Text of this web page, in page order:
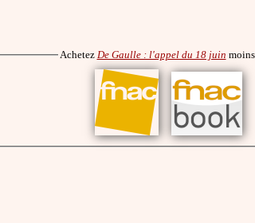
Achetez De Gaulle : l'appel du 18 juin